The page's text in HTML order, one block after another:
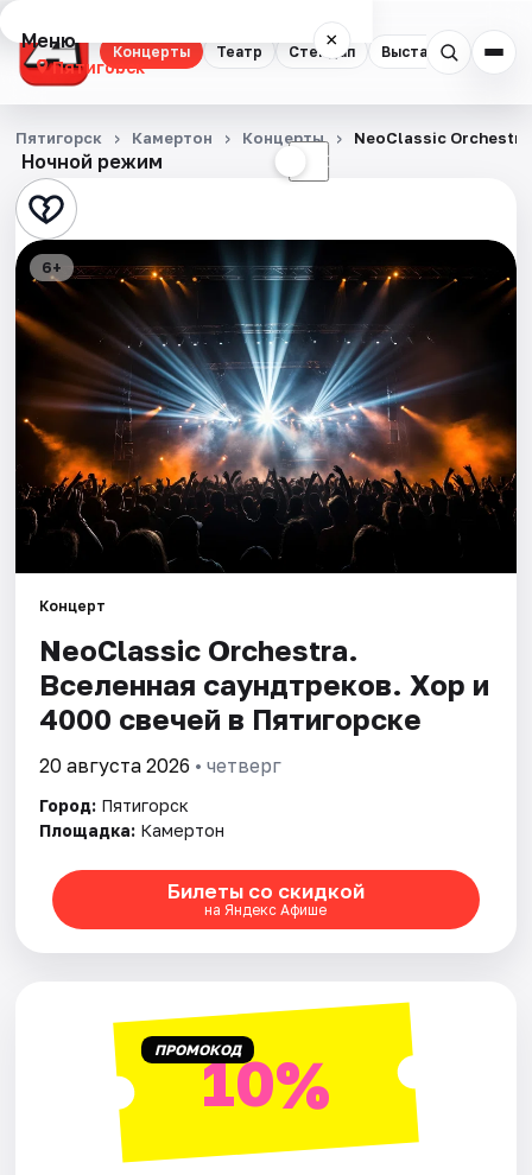
Концерты Театр Стендап Выставки
Меню ×
Пятигорск
Концерты
Театр
Стендап
Выставки
Экскурсии
События
Города
Площадки
Рейтинги
Ночной режим ☾
Пятигорск Камертон Концерты NeoClassic
6+
Концерт
NeoClassic Orchestra.
Вселенная саундтреков. Хор и
4000 свечей в Пятигорске
20 августа 2026 • четверг
Город: Пятигорск
Площадка: Камертон
Билеты со скидкой
на Яндекс Афише
ПРОМОКОД10%